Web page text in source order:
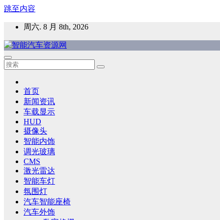
跳至内容
周六. 8 月 8th, 2026
智能汽车资源网
智能表面，智能内饰，新能源汽车，HMI，人车交互，智能车
首页
新闻资讯
车载显示
HUD
摄像头
智能内饰
调光玻璃
CMS
激光雷达
智能车灯
氛围灯
汽车智能座椅
汽车外饰